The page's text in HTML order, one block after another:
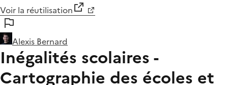
Voir la réutilisation
Alexis Bernard
Inégalités scolaires -
Cartographie des écoles et